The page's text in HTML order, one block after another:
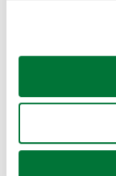
Si lo permite,
Recopilar
Identificar
para buscar
Coches de
Coches de km0